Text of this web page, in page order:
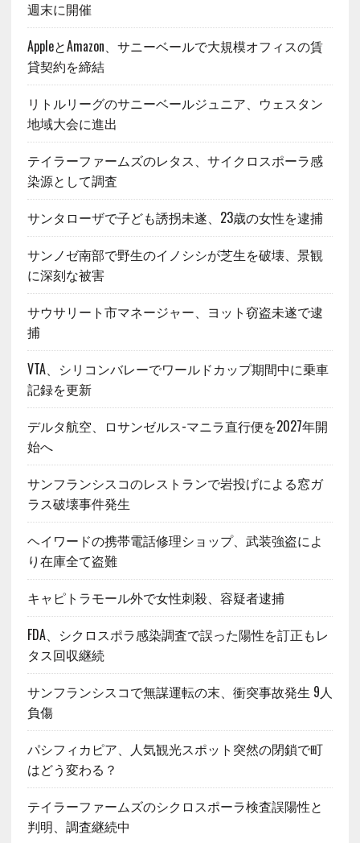
週末に開催
AppleとAmazon、サニーベールで大規模オフィスの賃
貸契約を締結
リトルリーグのサニーベールジュニア、ウェスタン
地域大会に進出
テイラーファームズのレタス、サイクロスポーラ感
染源として調査
サンタローザで子ども誘拐未遂、23歳の女性を逮捕
サンノゼ南部で野生のイノシシが芝生を破壊、景観
に深刻な被害
サウサリート市マネージャー、ヨット窃盗未遂で逮
捕
VTA、シリコンバレーでワールドカップ期間中に乗車
記録を更新
デルタ航空、ロサンゼルス-マニラ直行便を2027年開
始へ
サンフランシスコのレストランで岩投げによる窓ガ
ラス破壊事件発生
ヘイワードの携帯電話修理ショップ、武装強盗によ
り在庫全て盗難
キャピトラモール外で女性刺殺、容疑者逮捕
FDA、シクロスポラ感染調査で誤った陽性を訂正もレ
タス回収継続
サンフランシスコで無謀運転の末、衝突事故発生 9人
負傷
パシフィカピア、人気観光スポット突然の閉鎖で町
はどう変わる？
テイラーファームズのシクロスポーラ検査誤陽性と
判明、調査継続中